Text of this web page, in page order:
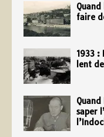
faire
1933 :
lent
saper